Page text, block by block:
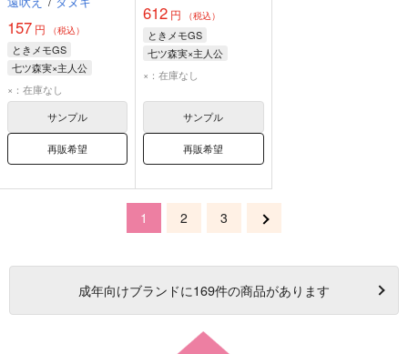
157 円 （税込）
ときメモGS
七ツ森実×主人公
七ツ森実
×：在庫なし
サンプル
再販希望
612 円 （税込）
ときメモGS
七ツ森実×主人公
七ツ森実
×：在庫なし
サンプル
再販希望
1 2 3
成年向けブランドに169件の商品があります